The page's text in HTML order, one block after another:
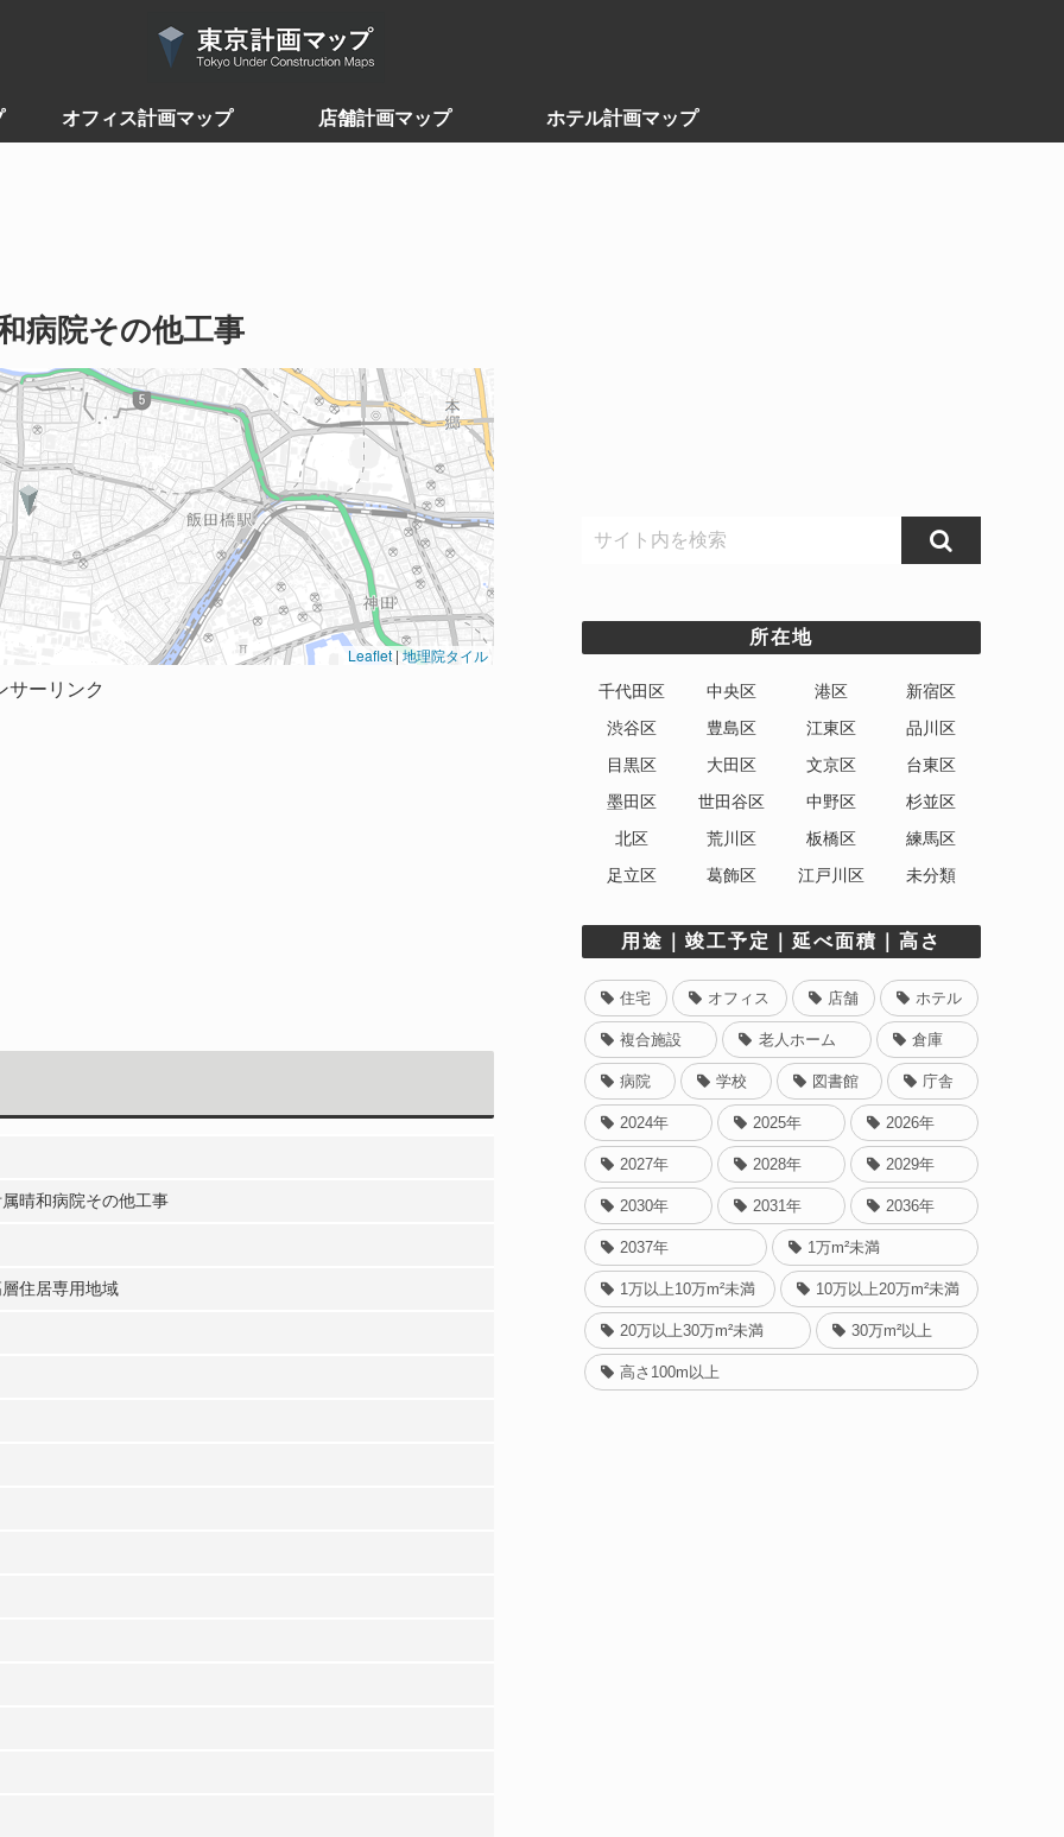
オフィス計画マップ 店舗計画マップ ホテル計画マップ
病院その他工事
Leaflet|地理院タイル
サーリンク
晴和病院その他工事
住居専用地域
所在地
千代田区 中央区 港区
新宿区
渋谷区
豊島区 江東区
品川区
目黒区
大田区 文京区
台東区
墨田区
世田谷区 中野区
杉並区
北区
荒川区 板橋区
練馬区
足立区
葛飾区 江戸川区 未分類
用途｜竣工予定｜延べ面積｜高さ
住宅 オフィス 店舗 ホテル
複合施設 老人ホーム 倉庫
病院 学校 図書館 庁舎
2024年 2025年 2026年
2027年 2028年 2029年
2030年 2031年 2036年
2037年 1万m²未満
1万以上10万m²未満 10万以上20万m²未満
20万以上30万m²未満 30万m²以上
高さ100m以上